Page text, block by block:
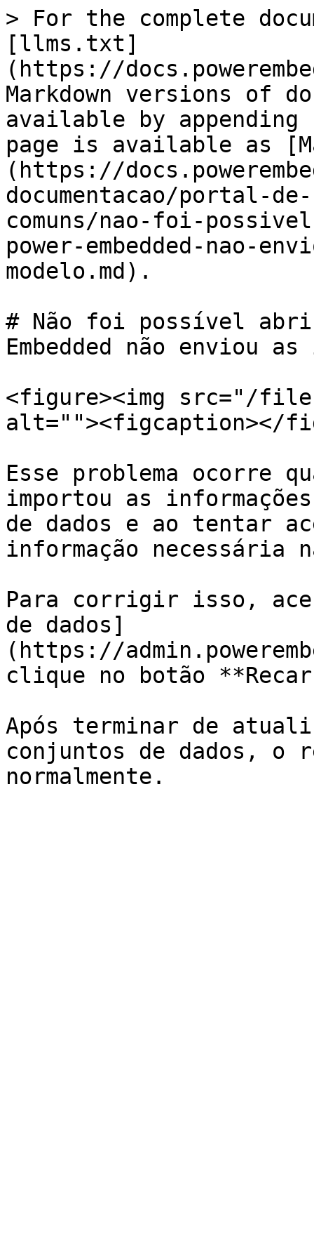
> For the complete
[llms.txt]
(https://
Markdown versions of
available by
page is available as
(https://
documentacao/portal-
comuns/nao-foi-
power-embedded-nao-
modelo.md).
# Não foi possível
Embedded não enviou
<figure><img src="/files/
alt=""><figcaption></
Esse problema ocorre
importou as
de dados e ao tentar
informação necessária
Para corrigir isso,
de dados]
(https://
clique no botão
Após terminar de
conjuntos de dados,